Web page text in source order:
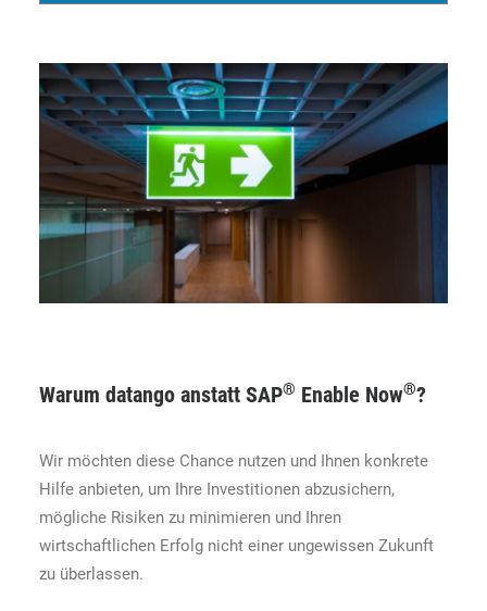
Warum datango anstatt SAP® Enable Now®?
Wir möchten diese Chance nutzen und Ihnen konkrete
Hilfe anbieten, um Ihre Investitionen abzusichern,
mögliche Risiken zu minimieren und Ihren
wirtschaftlichen Erfolg nicht einer ungewissen Zukunft
zu überlassen.